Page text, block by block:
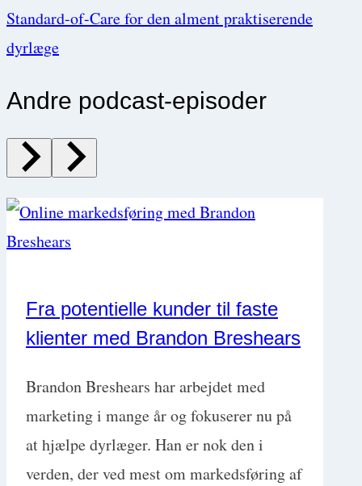
Standard-of-Care for den alment praktiserende
dyrlæge
Andre podcast-episoder
Fra potentielle kunder til faste
klienter med Brandon Breshears
Brandon Breshears har arbejdet med
marketing i mange år og fokuserer nu på
at hjælpe dyrlæger. Han er nok den i
verden, der ved mest om markedsføring af